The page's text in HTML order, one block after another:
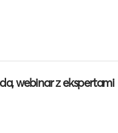
webinar z ekspertami